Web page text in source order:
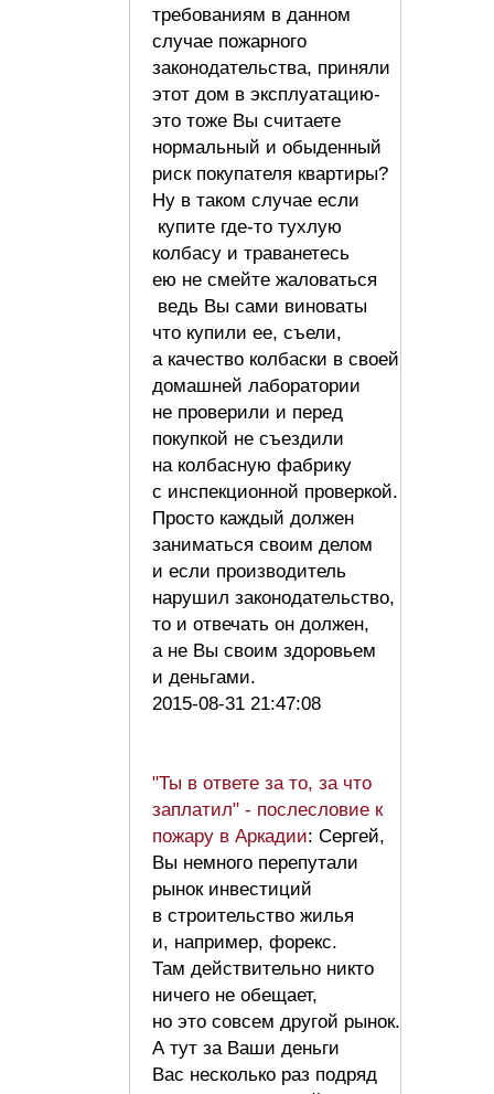
требованиям в данном
случае пожарного
законодательства, приняли
этот дом в эксплуатацию-
это тоже Вы считаете
нормальный и обыденный
риск покупателя квартиры?
Ну в таком случае если
купите где-то тухлую
колбасу и траванетесь
ею не смейте жаловаться
ведь Вы сами виноваты
что купили ее, съели,
а качество колбаски в своей
домашней лаборатории
не проверили и перед
покупкой не съездили
на колбасную фабрику
с инспекционной проверкой.
Просто каждый должен
заниматься своим делом
и если производитель
нарушил законодательство,
то и отвечать он должен,
а не Вы своим здоровьем
и деньгами.
2015-08-31 21:47:08
"Ты в ответе за то, за что
заплатил" - послесловие к
пожару в Аркадии: Сергей,
Вы немного перепутали
рынок инвестиций
в строительство жилья
и, например, форекс.
Там действительно никто
ничего не обещает,
но это совсем другой рынок.
А тут за Ваши деньги
Вас несколько раз подряд